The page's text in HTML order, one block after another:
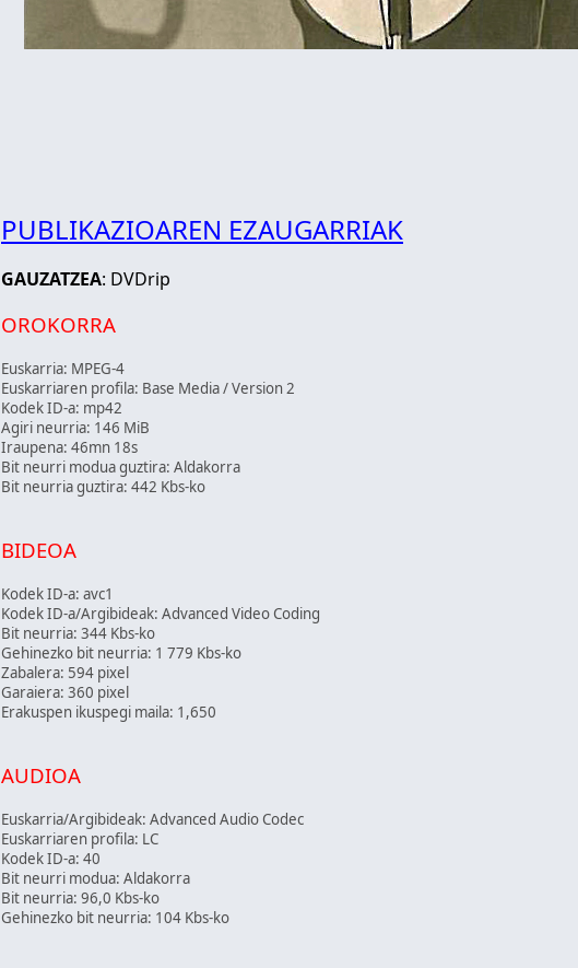
PUBLIKAZIOAREN EZAUGARRIAK
GAUZATZEA: DVDrip
OROKORRA
Euskarria: MPEG-4
Euskarriaren profila: Base Media / Version 2
Kodek ID-a: mp42
Agiri neurria: 146 MiB
Iraupena: 46mn 18s
Bit neurri modua guztira: Aldakorra
Bit neurria guztira: 442 Kbs-ko
BIDEOA
Kodek ID-a: avc1
Kodek ID-a/Argibideak: Advanced Video Coding
Bit neurria: 344 Kbs-ko
Gehinezko bit neurria: 1 779 Kbs-ko
Zabalera: 594 pixel
Garaiera: 360 pixel
Erakuspen ikuspegi maila: 1,650
AUDIOA
Euskarria/Argibideak: Advanced Audio Codec
Euskarriaren profila: LC
Kodek ID-a: 40
Bit neurri modua: Aldakorra
Bit neurria: 96,0 Kbs-ko
Gehinezko bit neurria: 104 Kbs-ko